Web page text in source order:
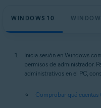
WINDOWS 10
Inicia sesión en Windows
permisos de administrador.
administrativos en el PC,
Comprobar qué